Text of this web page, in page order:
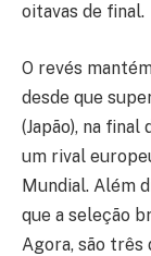
oitavas de final.
O revés
desde que
(Japão), na final
um rival
Mundial. Além
que a seleção
Agora, são três